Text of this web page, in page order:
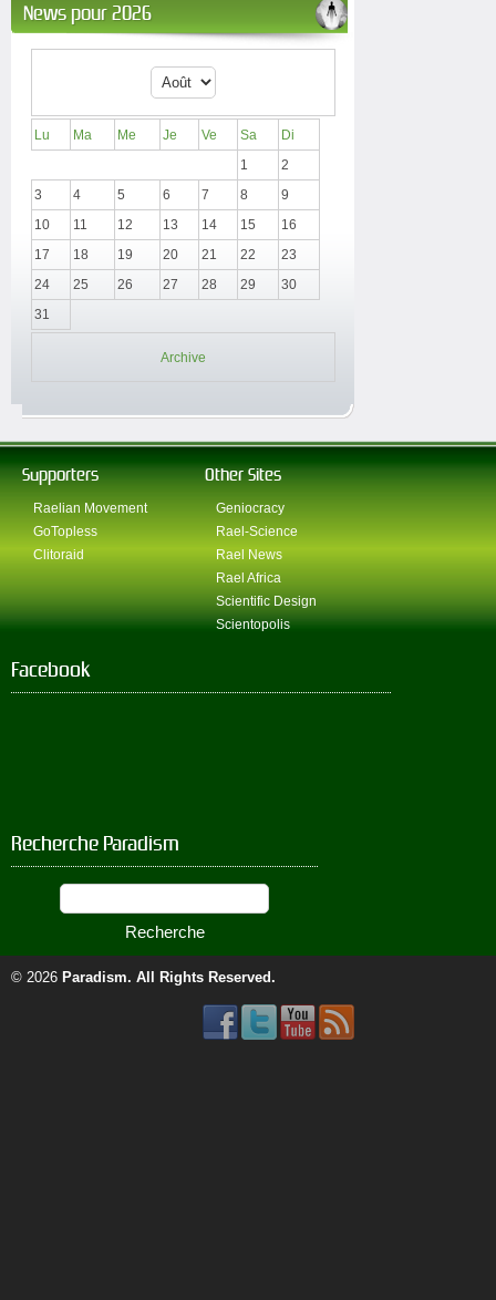
News pour 2026
Lu Ma Me Je Ve Sa
Di
1
2
3
4 5 6 7 8
9
10
11 12 13 14 15
16
17
18 19 20 21 22
23
24
25 26 27 28 29
30
31
Archive
Supporters
Raelian Movement
GoTopless
Clitoraid
Other Sites
Geniocracy
Rael-Science
Rael News
Rael Africa
Scientific Design
Scientopolis
Facebook
Recherche Paradism
© 2026 Paradism. All Rights Reserved.